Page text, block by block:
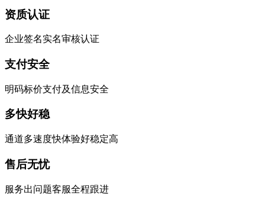
资质认证
企业签名实名审核认证
支付安全
明码标价支付及信息安全
多快好稳
通道多速度快体验好稳定高
售后无忧
服务出问题客服全程跟进